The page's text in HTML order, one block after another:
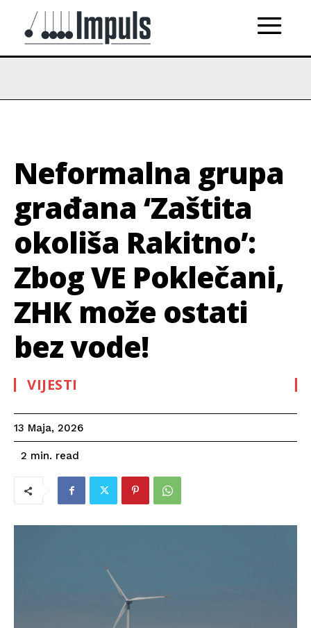
Neformalna grupa
građana ‘Zaštita
okoliša Rakitno’:
Zbog VE Poklečani,
ZHK može ostati
bez vode!
VIJESTI
13 Maja, 2026
2 min. read